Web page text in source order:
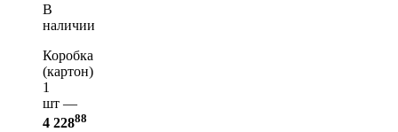
В
наличии
Коробка
(картон)
1
шт —
4 22888